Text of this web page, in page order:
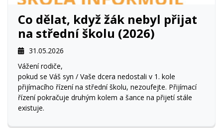
Co dělat, když žák nebyl přijat
na střední školu (2026)
31.05.2026
Vážení rodiče,
pokud se Váš syn / Vaše dcera nedostali v 1. kole
přijímacího řízení na střední školu, nezoufejte. Přijímací
řízení pokračuje druhým kolem a šance na přijetí stále
existuje.